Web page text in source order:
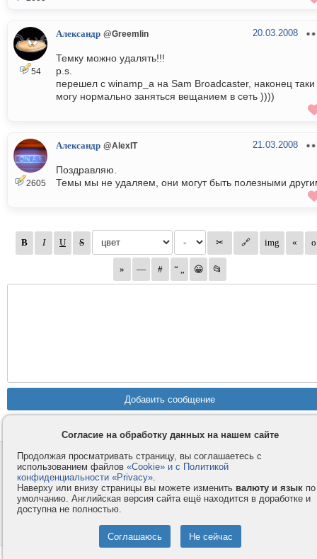
54
Александр @Greemlin 20.03.2008
Темку можно удалять!!!
p.s.
перешел с winamp_a на Sam Broadcaster, наконец таки
могу нормально заняться вещанием в сеть ))))
2605
Александр @AlexIT 21.03.2008
Поздравляю.
Темы мы не удаляем, они могут быть полезными
Контакты
Компания
Privacy и Cookie
Правила и условия
Услуги
Как оплатить
Помощь
© 2008-2026VMESTE.EU - Все права защищены.
Согласие на обработку данных на нашем сайте
Продолжая просматривать страницу, вы соглашаетесь с
использованием файлов «Cookie» и с Политикой
конфиденциальности «Privacy».
Наверху или внизу страницы вы можете изменить валюту и язык по
умолчанию. Английская версия сайта ещё находится в доработке и
доступна не полностью.